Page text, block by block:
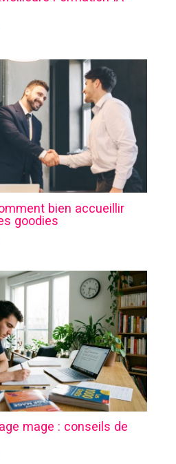
bien accueillir
goodies
mage : conseils de